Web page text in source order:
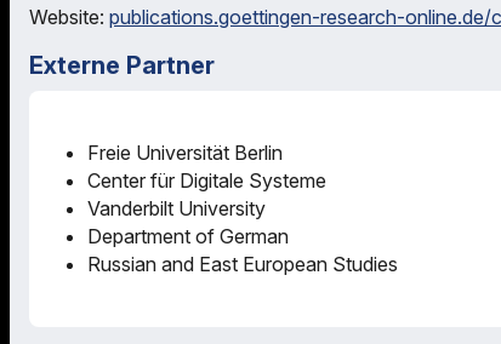
Website: publications.goettingen-research-
Externe Partner
Freie Universität Berlin
Center für Digitale Systeme
Vanderbilt University
Department of German
Russian and East European Studies